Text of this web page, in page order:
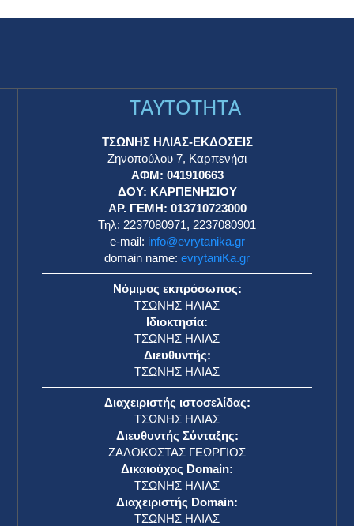
TAYTOTHTA
ΤΣΩΝΗΣ ΗΛΙΑΣ-ΕΚΔΟΣΕΙΣ
Ζηνοπούλου 7, Καρπενήσι
ΑΦΜ: 041910663
ΔΟΥ: ΚΑΡΠΕΝΗΣΙΟΥ
ΑΡ. ΓΕΜΗ: 013710723000
Τηλ: 2237080971, 2237080901
e-mail: info@evrytanika.gr
domain name: evrytaniKa.gr
Νόμιμος εκπρόσωπος:
ΤΣΩΝΗΣ ΗΛΙΑΣ
Ιδιοκτησία:
ΤΣΩΝΗΣ ΗΛΙΑΣ
Διευθυντής:
ΤΣΩΝΗΣ ΗΛΙΑΣ
Διαχειριστής ιστοσελίδας:
ΤΣΩΝΗΣ ΗΛΙΑΣ
Διευθυντής Σύνταξης:
ΖΑΛΟΚΩΣΤΑΣ ΓΕΩΡΓΙΟΣ
Δικαιούχος Domain:
ΤΣΩΝΗΣ ΗΛΙΑΣ
Διαχειριστής Domain:
ΤΣΩΝΗΣ ΗΛΙΑΣ